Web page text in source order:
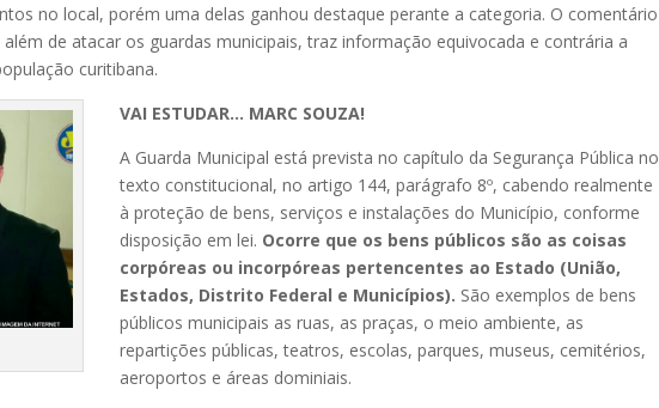
no local, porém uma delas ganhou destaque perante a categoria. O comentário
de atacar os guardas municipais, traz informação equivocada e contrária a
curitibana.
VAI ESTUDAR… MARC SOUZA!
A Guarda Municipal está prevista no capítulo da Segurança Pública no
texto constitucional, no artigo 144, parágrafo 8º, cabendo realmente
à proteção de bens, serviços e instalações do Município, conforme
disposição em lei. Ocorre que os bens públicos são as coisas
corpóreas ou incorpóreas pertencentes ao Estado (União,
Estados, Distrito Federal e Municípios). São exemplos de bens
públicos municipais as ruas, as praças, o meio ambiente, as
repartições públicas, teatros, escolas, parques, museus, cemitérios,
aeroportos e áreas dominiais.